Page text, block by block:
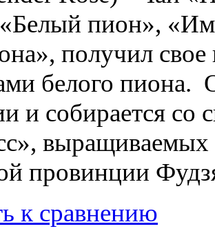
пион»,
получил свое
белого
и собирается
выращиваемых
провинции
к сравнению